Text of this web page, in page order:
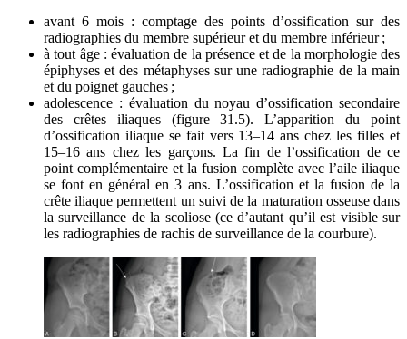
avant 6 mois : comptage des points d’ossification sur des
radiographies du membre supérieur et du membre inférieur ;
à tout âge : évaluation de la présence et de la morphologie des
épiphyses et des métaphyses sur une radiographie de la main
et du poignet gauches ;
adolescence : évaluation du noyau d’ossification secondaire
des crêtes iliaques (figure 31.5). L’apparition du point
d’ossification iliaque se fait vers 13–14 ans chez les filles et
15–16 ans chez les garçons. La fin de l’ossification de ce
point complémentaire et la fusion complète avec l’aile iliaque
se font en général en 3 ans. L’ossification et la fusion de la
crête iliaque permettent un suivi de la maturation osseuse dans
la surveillance de la scoliose (ce d’autant qu’il est visible sur
les radiographies de rachis de surveillance de la courbure).